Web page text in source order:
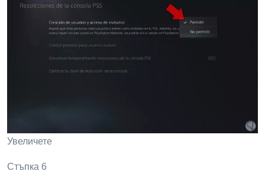
Увеличете
Стъпка 6